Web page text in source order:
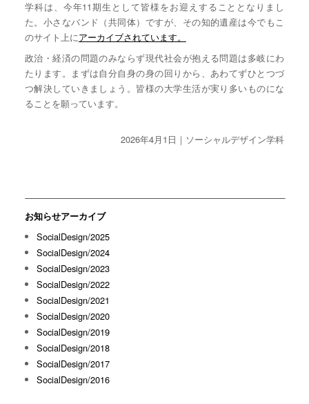
学科は、今年11期生として皆様をお迎えすることとなりまし
た。小さなバンド（共同体）ですが、その知的遺産は今でもこ
のサイト上にアーカイブされています。
政治・経済の問題のみならず現代社会が抱える問題は多岐にわ
たります。まずは自分自身の身の回りから、あわてずひとつづ
つ解決していきましょう。皆様の大学生活が実り多いものにな
ることを願っています。
2026年4月1日｜ソーシャルデザイン学科
お知らせアーカイブ
SocialDesign/2025
SocialDesign/2024
SocialDesign/2023
SocialDesign/2022
SocialDesign/2021
SocialDesign/2020
SocialDesign/2019
SocialDesign/2018
SocialDesign/2017
SocialDesign/2016